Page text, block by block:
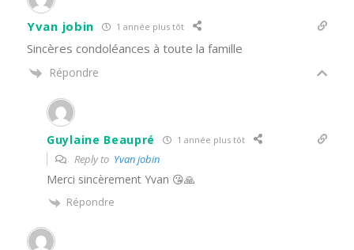
Yvan jobin 1 année plus tôt
Sincères condoléances à toute la famille
Répondre
Guylaine Beaupré 1 année plus tôt
Reply to Yvan jobin
Merci sincèrement Yvan 😘🙏
Répondre